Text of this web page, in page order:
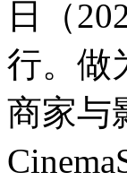
日（
行。做
商家与